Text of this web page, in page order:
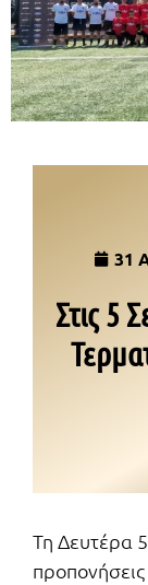
31
Στις 5
Τη Δευτέρα